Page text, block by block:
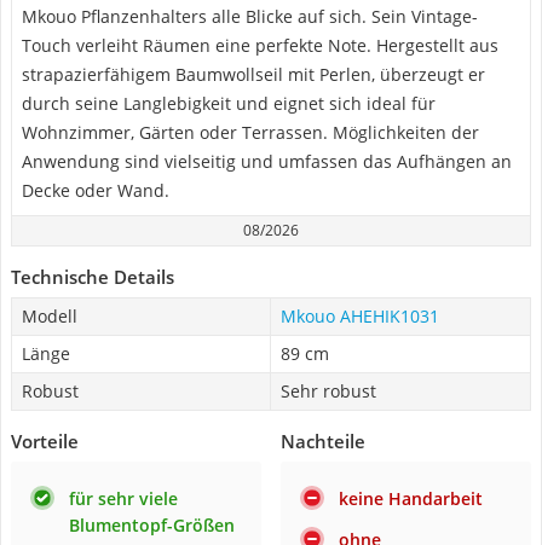
Mkouo Pflanzenhalters alle Blicke auf sich. Sein Vintage-
Touch verleiht Räumen eine perfekte Note. Hergestellt aus
strapazierfähigem Baumwollseil mit Perlen, überzeugt er
durch seine Langlebigkeit und eignet sich ideal für
Wohnzimmer, Gärten oder Terrassen. Möglichkeiten der
Anwendung sind vielseitig und umfassen das Aufhängen an
Decke oder Wand.
08/2026
Technische Details
Modell
Mkouo AHEHIK1031
Länge
89 cm
Robust
Sehr robust
Vorteile
für sehr viele
Blumentopf-Größen
Nachteile
keine Handarbeit
ohne